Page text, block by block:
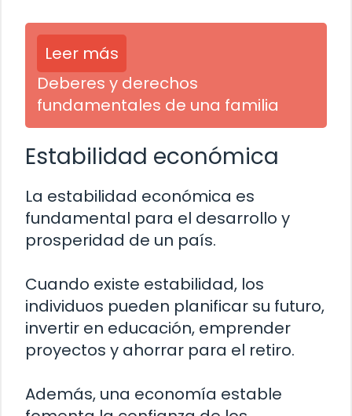
Leer más
Deberes y derechos
fundamentales de una familia
Estabilidad económica
La estabilidad económica es
fundamental para el desarrollo y
prosperidad de un país.
Cuando existe estabilidad, los
individuos pueden planificar su futuro,
invertir en educación, emprender
proyectos y ahorrar para el retiro.
Además, una economía estable